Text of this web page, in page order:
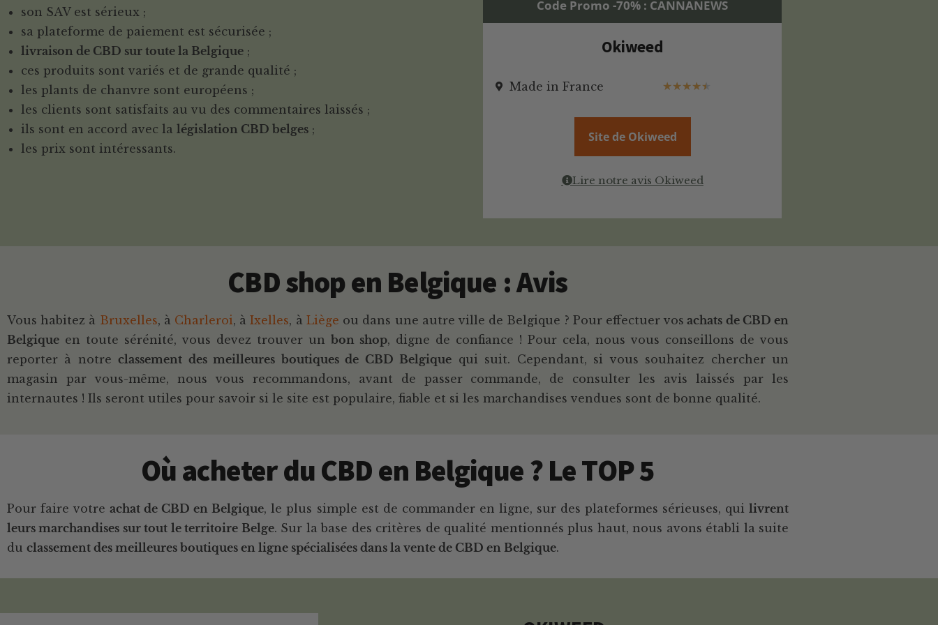
son SAV est sérieux ;
sa plateforme de paiement est sécurisée ;
livraison de CBD sur toute la Belgique ;
ces produits sont variés et de grande qualité ;
les plants de chanvre sont européens ;
les clients sont satisfaits au vu des commentaires laissés ;
ils sont en accord avec la législation CBD belges ;
les prix sont intéressants.
Code Promo -70% : CANNANEWS
Okiweed
Made in France ★★★★★
Site de Okiweed
Lire notre avis Okiweed
CBD shop en Belgique : Avis
Vous habitez à Bruxelles, à Charleroi, àIxelles, à Liège ou dans une autre ville de Belgique ? Pour effectuer vos achats de CBD en
Belgique en toute sérénité, vous devez trouver un bon shop, digne de confiance ! Pour cela, nous vous conseillons de vous
reporter à notreclassement des meilleures boutiques de CBD Belgique qui suit. Cependant, si vous souhaitez chercher un
magasin par vous-même, nous vous recommandons, avant de passer commande, de consulter les avis laissés par les
internautes ! Ils seront utiles pour savoir si le site est populaire, fiable et si les marchandises vendues sont de bonne qualité.
Où acheter du CBD en Belgique ? Le TOP 5
Pour faire votreachat de CBD en Belgique, le plus simple est de commander en ligne, sur des plateformes sérieuses, quilivrent
leurs marchandises sur tout le territoire Belge. Sur la base des critères de qualité mentionnés plus haut, nous avons établi la suite
du classement des meilleures boutiques en ligne spécialisées dans la vente de CBD en Belgique.